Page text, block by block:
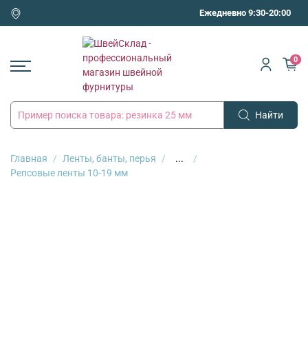
Ежедневно 9:30-20:00
Найти
0
Главная Ленты, банты, перья
...
Репсовые ленты 10-19 мм